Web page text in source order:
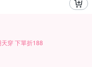
穿 下單折188